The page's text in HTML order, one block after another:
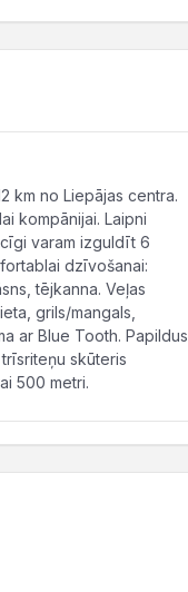
km no Liepājas centra.
kompānijai. Laipni
varam izguldīt 6
dzīvošanai:
tējkanna. Veļas
grils/mangals,
ar Blue Tooth. Papildus,
skūteris
500 metri.